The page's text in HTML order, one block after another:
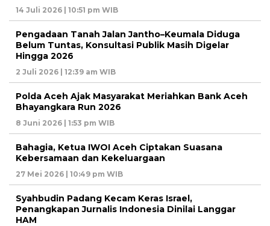
14 Juli 2026 | 10:51 pm WIB
Pengadaan Tanah Jalan Jantho–Keumala Diduga
Belum Tuntas, Konsultasi Publik Masih Digelar
Hingga 2026
2 Juli 2026 | 12:39 am WIB
Polda Aceh Ajak Masyarakat Meriahkan Bank Aceh
Bhayangkara Run 2026
8 Juni 2026 | 1:53 pm WIB
Bahagia, Ketua IWOI Aceh Ciptakan Suasana
Kebersamaan dan Kekeluargaan
27 Mei 2026 | 10:49 pm WIB
Syahbudin Padang Kecam Keras Israel,
Penangkapan Jurnalis Indonesia Dinilai Langgar
HAM